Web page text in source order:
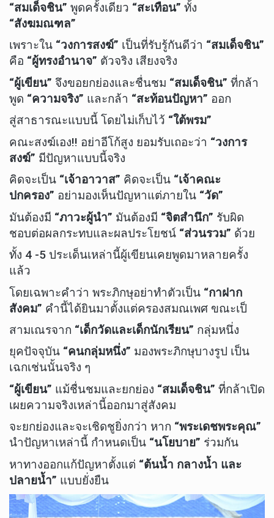
“สมเด็จชิน” พูดครั้งเดียว “สะเทือน” ทั้ง
“สังฆมณฑล”
เพราะใน “วงการสงฆ์” เป็นที่รับรู้กันดีว่า “สมเด็จชิน”
คือ “ผู้ทรงอำนาจ” ตัวจริง เสียงจริง
“ผู้เขียน” จึงขอยกย่องและชื่นชม “สมเด็จชิน” ที่กล้า
พูด “ความจริง” และกล้า “สะท้อนปัญหา” ออก
สู่สาธารณะแบบนี้ โดยไม่เก็บไว้ “ใต้พรม”
คณะสงฆ์เอง!! อย่าอีโก้สูง ยอมรับเถอะว่า “วงการ
สงฆ์” มีปัญหาแบบนี้จริง
คิดจะเป็น “เจ้าอาวาส” คิดจะเป็น “เจ้าคณะ
ปกครอง” อย่ามองเห็นปัญหาแต่ภายใน “วัด”
มันต้องมี “ภาวะผู้นำ” มันต้องมี “จิตสำนึก” รับผิด
ชอบต่อผลกระทบและผลประโยชน์ “ส่วนรวม” ด้วย
ทั้ง 4 -5 ประเด็นเหล่านี้ผู้เขียนเคยพูดมาหลายครั้ง
แล้ว
โดยเฉพาะคำว่า พระภิกษุอย่าทำตัวเป็น “กาฝาก
สังคม” คำนี้ได้ยินมาตั้งแต่ครองสมณเพศ ขณะเป็
สามเณรจาก “เด็กวัดและเด็กนักเรียน” กลุ่มหนึ่ง
ยุคปัจจุบัน “คนกลุ่มหนึ่ง” มองพระภิกษุบางรูป เป็น
เฉกเช่นนั้นจริง ๆ
“ผู้เขียน” แม้ชื่นชมและยกย่อง “สมเด็จชิน” ที่กล้าเปิด
เผยความจริงเหล่านี้ออกมาสู่สังคม
จะยกย่องและจะเชิดชูยิ่งกว่า หาก “พระเดชพระคุณ”
นำปัญหาเหล่านี้ กำหนดเป็น “นโยบาย” ร่วมกัน
หาทางออกแก้ปัญหาตั้งแต่ “ต้นน้ำ กลางน้ำ และ
ปลายน้ำ” แบบยั่งยืน